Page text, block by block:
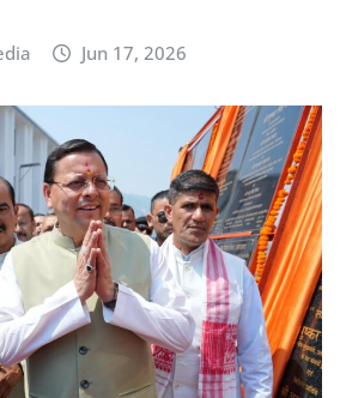
Jun 17, 2026